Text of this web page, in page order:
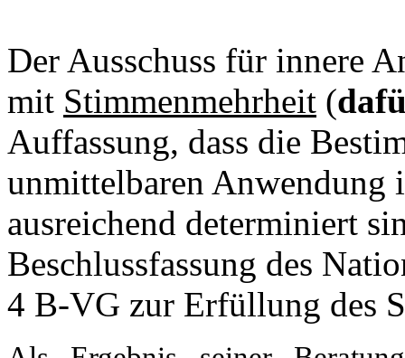
Der Ausschuss für innere
mit Stimmenmehrheit (
Auffassung, dass die
unmittelbaren Anwendung
ausreichend determiniert
Beschlussfassung des
4 B-VG zur Erfüllung des